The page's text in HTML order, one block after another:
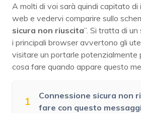
A molti di voi sarà quindi capitato di
web e vedervi comparire sullo
sicura non riuscita”. Si tratta di
i principali browser avvertono gli
visitare un portarle potenzialmente
cosa fare quando appare questo
1
Connessione sicura non
fare con questo